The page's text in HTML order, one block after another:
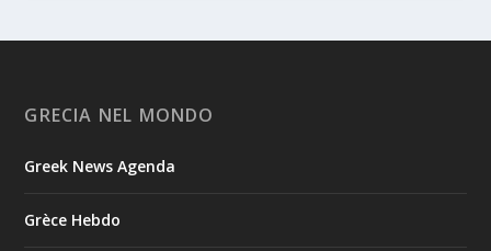
GRECIA NEL MONDO
Greek News Agenda
Grèce Hebdo